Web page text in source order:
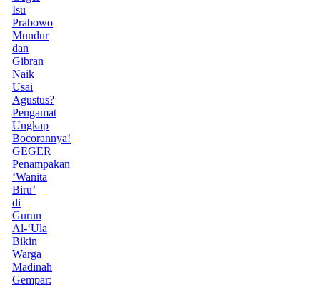
Isu
Prabowo
Mundur
dan
Gibran
Naik
Usai
Agustus?
Pengamat
Ungkap
Bocorannya!
GEGER
Penampakan
‘Wanita
Biru’
di
Gurun
Al-‘Ula
Bikin
Warga
Madinah
Gempar: